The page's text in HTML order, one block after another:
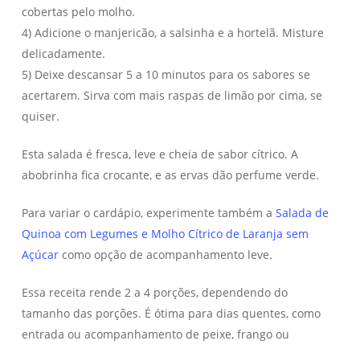
cobertas pelo molho.
4) Adicione o manjericão, a salsinha e a hortelã. Misture
delicadamente.
5) Deixe descansar 5 a 10 minutos para os sabores se
acertarem. Sirva com mais raspas de limão por cima, se
quiser.
Esta salada é fresca, leve e cheia de sabor cítrico. A
abobrinha fica crocante, e as ervas dão perfume verde.
Para variar o cardápio, experimente também a Salada de
Quinoa com Legumes e Molho Cítrico de Laranja sem
Açúcarcomo opção de acompanhamento leve.
Essa receita rende 2 a 4 porções, dependendo do
tamanho das porções. É ótima para dias quentes, como
entrada ou acompanhamento de peixe, frango ou